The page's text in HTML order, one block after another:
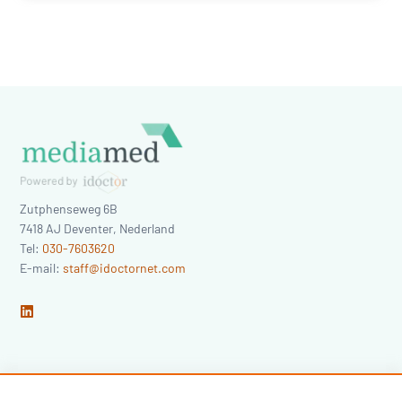
Zutphenseweg 6B
7418 AJ Deventer, Nederland
Tel: 030-7603620
E-mail:staff@idoctornet.com